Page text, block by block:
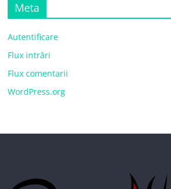
Meta
Autentificare
Flux intrări
Flux comentarii
WordPress.org